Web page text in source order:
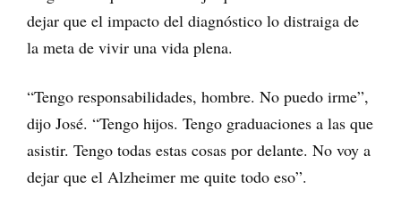
dejar que el impacto del diagnóstico lo distraiga de
la meta de vivir una vida plena.
“Tengo responsabilidades, hombre. No puedo irme”,
dijo José. “Tengo hijos. Tengo graduaciones a las que
asistir. Tengo todas estas cosas por delante. No voy a
dejar que el Alzheimer me quite todo eso”.